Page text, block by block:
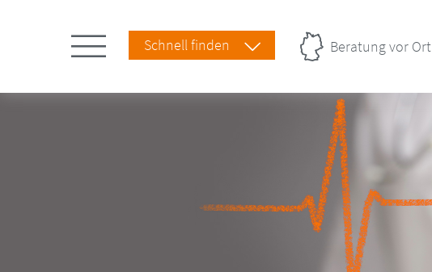
Schnell finden Beratung vor Ort